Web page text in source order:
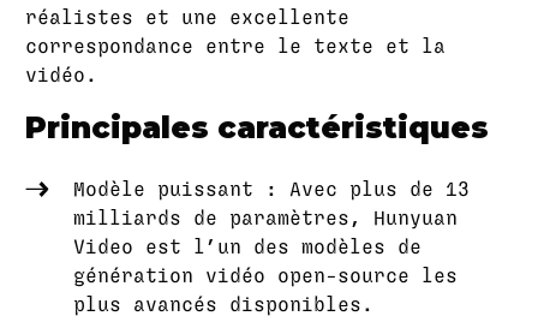
réalistes et une excellente
correspondance entre le texte et la
vidéo.
Principales caractéristiques
Modèle puissant : Avec plus de 13
milliards de paramètres, Hunyuan
Video est l’un des modèles de
génération vidéo open-source les
plus avancés disponibles.